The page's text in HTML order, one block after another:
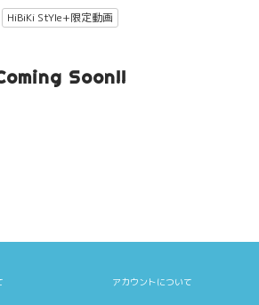
HiBiKi StYle+限定動画
Soon!!
アカウントについて